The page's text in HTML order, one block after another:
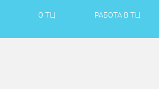
О ТЦ РАБОТА В ТЦ